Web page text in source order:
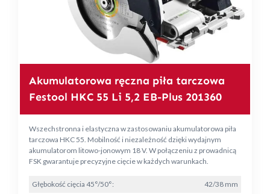
Akumulatorowa ręczna piła tarczowa
Festool HKC 55 Li 5,2 EB-Plus 201360
Wszechstronna i elastyczna w zastosowaniu akumulatorowa piła
tarczowa HKC 55. Mobilność i niezależność dzięki wydajnym
akumulatorom litowo-jonowym 18 V. W połączeniu z prowadnicą
FSK gwarantuje precyzyjne cięcie w każdych warunkach.
Głębokość cięcia 45°/50°:
42/38 mm